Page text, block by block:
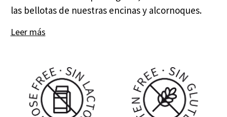
las bellotas de nuestras encinas y alcornoques.
Leer más